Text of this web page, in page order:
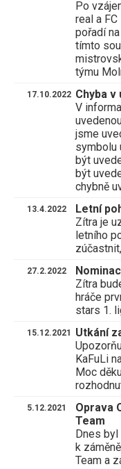
Po
real a
pořadí
tímto
týmu
17.10.2022 Chyba v
V
jsme
symbolu
být
být
chybně
13.4.2022
Letní
Zítra je
letního
27.2.2022
Zítra
hráče
stars 1.
15.12.2021
Utkání
KaFuLi
Moc
5.12.2021
Oprava
Team
Dnes
k
Team a